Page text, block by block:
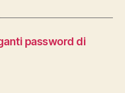
password di